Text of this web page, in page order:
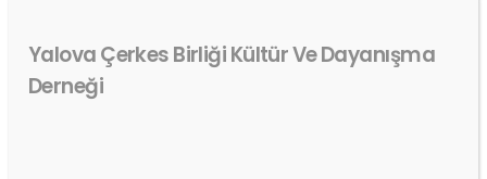
Yalova Çerkes Birliği Kültür Ve Dayanışma
Derneği